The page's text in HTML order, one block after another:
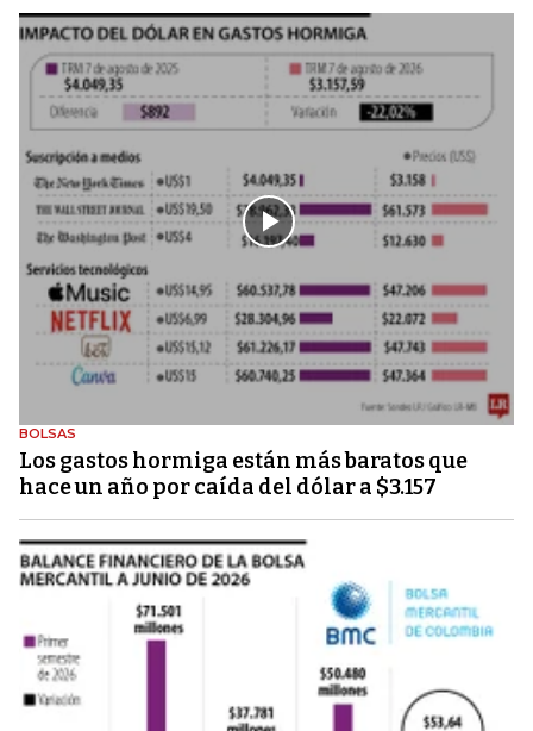
BOLSAS
Los gastos hormiga están más baratos que
hace un año por caída del dólar a $3.157